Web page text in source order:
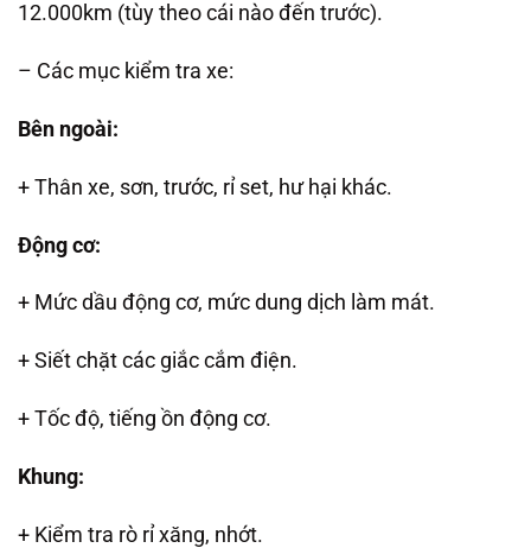
12.000km (tùy theo cái nào đến trước).
– Các mục kiểm tra xe:
Bên ngoài:
+ Thân xe, sơn, trước, rỉ set, hư hại khác.
Động cơ:
+ Mức dầu động cơ, mức dung dịch làm mát.
+ Siết chặt các giắc cắm điện.
+ Tốc độ, tiếng ồn động cơ.
Khung:
+ Kiểm tra rò rỉ xăng, nhớt.